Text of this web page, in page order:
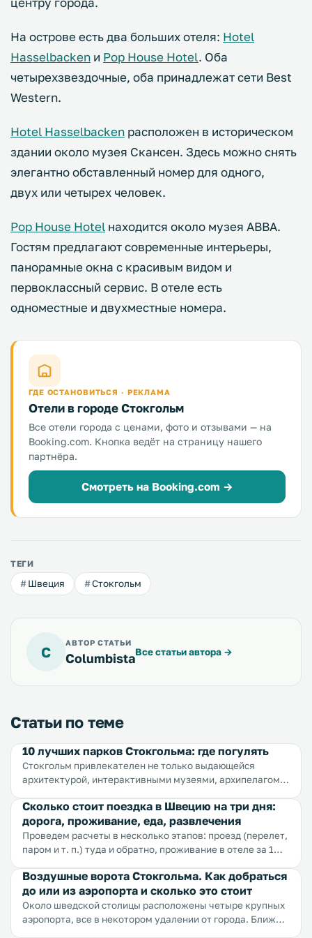
На острове есть два больших отеля: Hotel
Hasselbacken и Pop House Hotel. Оба
четырехзвездочные, оба принадлежат сети Best
Western.
Hotel Hasselbacken расположен в историческом
здании около музея Скансен. Здесь можно снять
элегантно обставленный номер для одного,
двух или четырех человек.
Pop House Hotel находится около музея ABBA.
Гостям предлагают современные интерьеры,
панорамные окна с красивым видом и
первоклассный сервис. В отеле есть
одноместные и двухместные номера.
ГДЕ ОСТАНОВИТЬСЯ · РЕКЛАМА
Отели в городе Стокгольм
Все отели города с ценами, фото и отзывами — на
Booking.com. Кнопка ведёт на страницу нашего
партнёра.
Смотреть на Booking.com →
ТЕГИ
Швеция Стокгольм
C
АВТОР СТАТЬИ
ColumbistaВсе статьи автора →
Статьи по теме
10 лучших парков Стокгольма: где погулять
Стокгольм привлекателен не только выдающейся
архитектурой, интерактивными музеями, архипелагом
любованием которыми придется выделить не один день,
но оно того стоит.
Сколько стоит поездка в Швецию на три дня:
дорога, проживание, еда, развлечения
Проведем расчеты в несколько этапов: проезд (перелет,
паром и т. п.) туда и обратно, проживание в отеле за 1
В расчетах мы будем брать средние цены...
Воздушные ворота Стокгольма. Как добраться
до или из аэропорта и сколько это стоит
Около шведской столицы расположены четыре крупных
аэропорта, все в некотором удалении от города. Ближе